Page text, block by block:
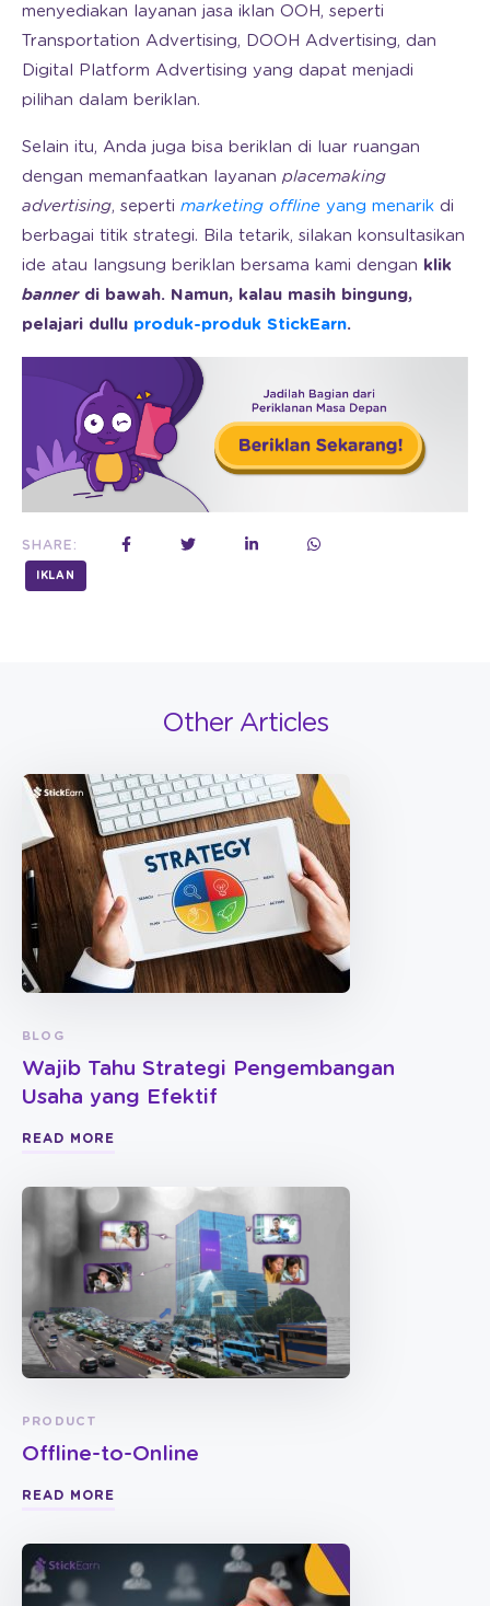
menyediakan layanan jasa iklan OOH, seperti
Transportation Advertising, DOOH Advertising, dan
Digital Platform Advertising yang dapat menjadi
pilihan dalam beriklan.
Selain itu, Anda juga bisa beriklan di luar ruangan
dengan memanfaatkan layanan placemaking
advertising, seperti marketing offline yang menarik di
berbagai titik strategi. Bila tetarik, silakan konsultasikan
ide atau langsung beriklan bersama kami dengan klik
bannerdi bawah. Namun, kalau masih bingung,
pelajari dullu produk-produk StickEarn.
SHARE:
IKLAN
Other Articles
BLOG
Wajib Tahu Strategi Pengembangan
Usaha yang Efektif
READ MORE
PRODUCT
Offline-to-Online
READ MORE